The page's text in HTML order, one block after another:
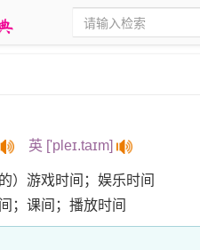
英 ['pleɪ.taɪm]
的）游戏时间；娱乐时间
；课间；播放时间